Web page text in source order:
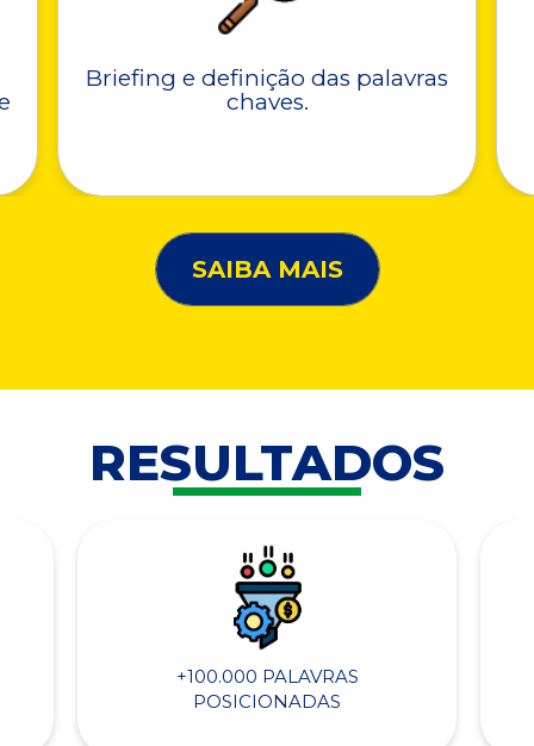
Briefing e definição das palavras
chaves.
SAIBA MAIS
RESULTADOS
+100.000 PALAVRAS
POSICIONADAS